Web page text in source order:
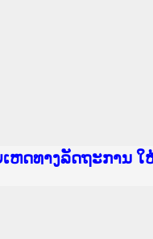
ດຖະການ ແລະ ແອັ
ດທາງລັດຖະການ
ປະຕິບັດວຽກງານຈົ
ຈົດໝາຍເຫດທາງລັ
ນຈົດໝາຍເຫດທາງລັ
ວັບໄຊຈົດໝາຍເຫດ
ວັບໄຊຈົດໝາຍເຫດ
າງລັດຖະການໃຫ້ຜູ້
ດທາງລັດຖະການ ໃ